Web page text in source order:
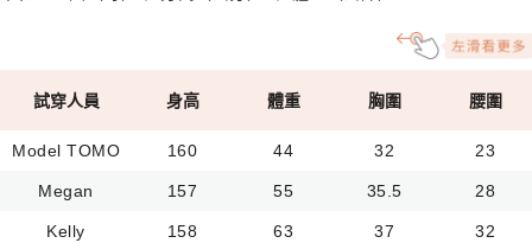
試穿人員 身高 體重 胸圍 腰圍
Model TOMO 160 44 32 23
Megan 157 55 35.5 28
Kelly 158 63 37 32